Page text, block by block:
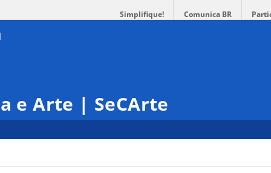
Simplifique! Comunica BR
e Arte | SeCArte